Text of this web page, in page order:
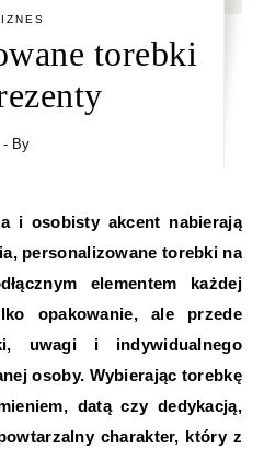
torebki
- By
personalizowane torebki na
elementem każdej
opakowanie, ale przede
uwagi i indywidualnego
osoby. Wybierając torebkę
datą czy dedykacją,
charakter, który z